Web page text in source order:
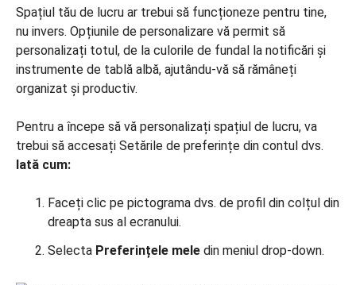
Spațiul tău de lucru ar trebui să funcționeze pentru tine,
nu invers. Opțiunile de personalizare vă permit să
personalizați totul, de la culorile de fundal la notificări și
instrumente de tablă albă, ajutându-vă să rămâneți
organizat și productiv.
Pentru a începe să vă personalizați spațiul de lucru, va
trebui să accesați Setările de preferințe din contul dvs.
Iată cum:
Faceți clic pe pictograma dvs. de profil din colțul din
dreapta sus al ecranului.
Selecta Preferințele mele din meniul drop-down.